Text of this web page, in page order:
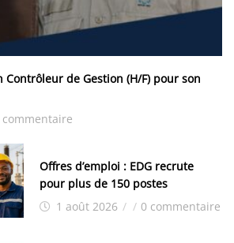
Contrôleur de Gestion (H/F) pour son
commentaire
Offres d’emploi : EDG recrute
pour plus de 150 postes
1 août 2026 / / 0 commentaire